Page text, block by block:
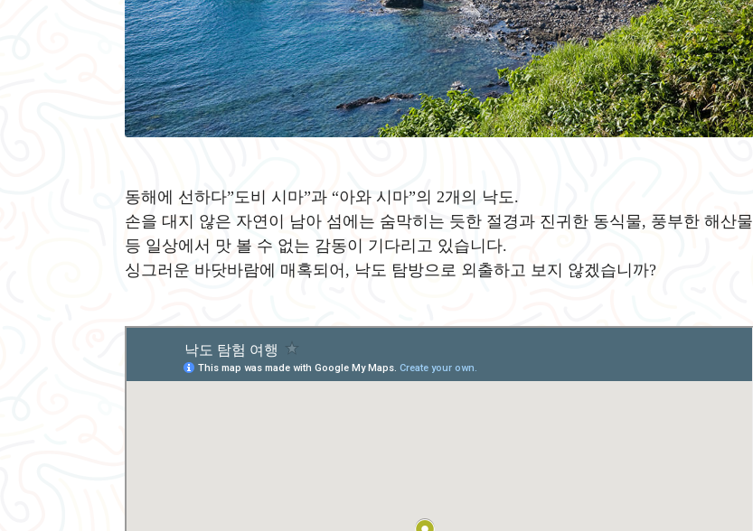
19
호카리 산
야마가타현 쯔루오카 시
20
유노와 다케964m
야마가타현 쯔루오카 시
21
마야산
야마가타현 쯔루오카 시
23
야마가타현 쯔루오카 시
24
야마가타현 츠루오카 시
25
야마가타현 츠루오카 시 쇼나
동해에 선하다”도비 시마”과 “아와 시마”의 2개의 낙도.
손을 대지 않은 자연이 남아 섬에는 숨막히는 듯한 절경과 진귀한 동식물, 풍부한 해산물
등 일상에서 맛 볼 수 없는 감동이 기다리고 있습니다.
싱그러운 바닷바람에 매혹되어, 낙도 탐방으로 외출하고 보지 않겠습니까?